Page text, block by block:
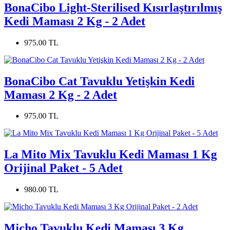
BonaCibo Light-Sterilised Kısırlaştırılmış
Kedi Maması 2 Kg - 2 Adet
975.00 TL
BonaCibo Cat Tavuklu Yetişkin Kedi
Maması 2 Kg - 2 Adet
975.00 TL
La Mito Mix Tavuklu Kedi Maması 1 Kg
Orijinal Paket - 5 Adet
980.00 TL